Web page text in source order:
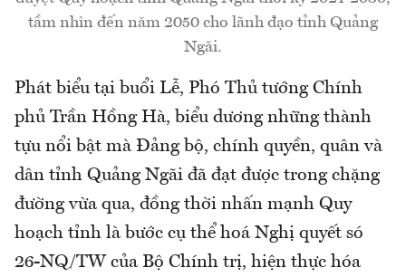
tầm nhìn đến năm 2050 cho lãnh đạo tỉnh Quảng
Ngãi.
Phát biểu tại buổi Lễ, Phó Thủ tướng Chính
phủ Trần Hồng Hà, biểu dương những thành
tựu nổi bật mà Đảng bộ, chính quyền, quân và
dân tỉnh Quảng Ngãi đã đạt được trong chặng
đường vừa qua, đồng thời nhấn mạnh Quy
hoạch tỉnh là bước cụ thể hoá Nghị quyết só
26-NQ/TW của Bộ Chính trị, hiện thực hóa